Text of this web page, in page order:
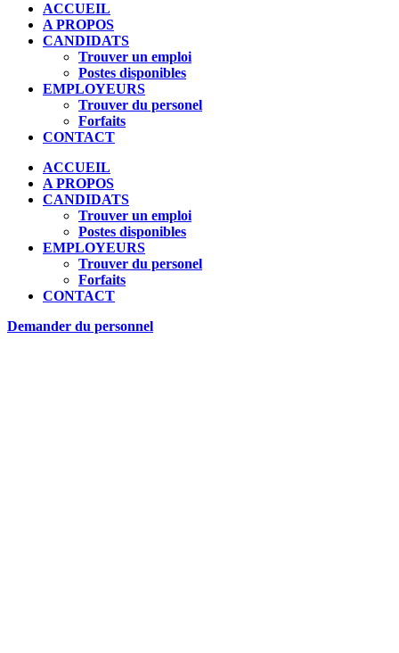
ACCUEIL
A PROPOS
CANDIDATS
Trouver un emploi
Postes disponibles
EMPLOYEURS
Trouver du personel
Forfaits
CONTACT
ACCUEIL
A PROPOS
CANDIDATS
Trouver un emploi
Postes disponibles
EMPLOYEURS
Trouver du personel
Forfaits
CONTACT
Demander du personnel